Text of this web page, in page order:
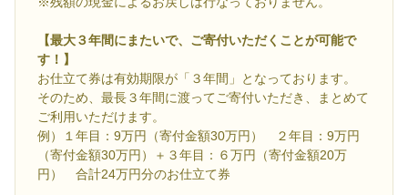
【最大３年間にまたいで、ご寄付いただくことが可能で
す！】
お仕立て券は有効期限が「３年間」となっております。
そのため、最長３年間に渡ってご寄付いただき、まとめて
ご利用いただけます。
例）１年目：9万円（寄付金額30万円） ２年目：9万円
（寄付金額30万円）＋３年目：６万円（寄付金額20万
円） 合計24万円分のお仕立て券